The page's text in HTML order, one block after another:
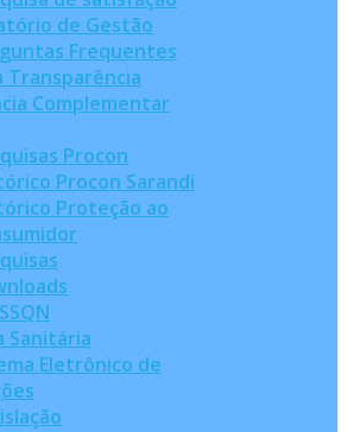
de Gestão
Frequentes
Transparência
Complementar
Procon
Procon Sarandi
Proteção ao
Sanitária
Eletrônico de